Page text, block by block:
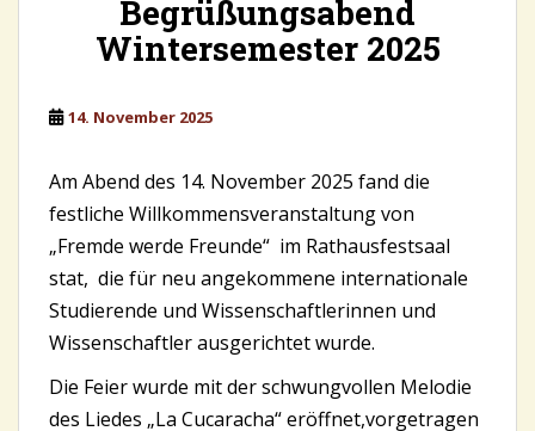
Begrüßungsabend
Wintersemester 2025
14. November 2025
Am Abend des 14. November 2025 fand die
festliche Willkommensveranstaltung von
„Fremde werde Freunde“ im Rathausfestsaal
stat, die für neu angekommene internationale
Studierende und Wissenschaftlerinnen und
Wissenschaftler ausgerichtet wurde.
Die Feier wurde mit der schwungvollen Melodie
des Liedes „La Cucaracha“ eröffnet,vorgetragen